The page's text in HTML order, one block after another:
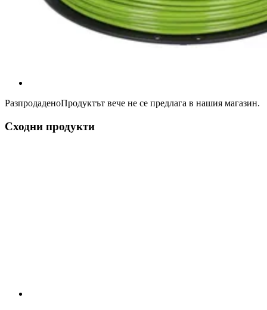
РазпродаденоПродуктът вече не се предлага в нашия магазин.
Сходни продукти